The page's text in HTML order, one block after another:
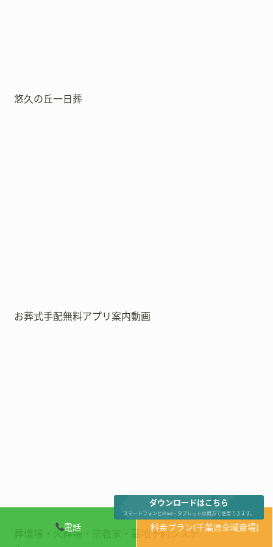
電話 料金プラン(千葉県全域斎場)
悠久の丘一日葬
お葬式手配無料アプリ案内動画
葬儀場・火葬場・宗教家・墓地予約システ
ダウンロードはこちら
スマートフォンとiPad・タブレットの両方で使用できます。